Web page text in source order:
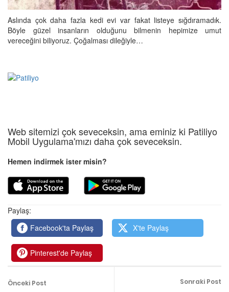
Aslında çok daha fazla kedi evi var fakat listeye sığdıramadık.
Böyle güzel insanların olduğunu bilmenin hepimize umut
vereceğini biliyoruz. Çoğalması dileğiyle…
Web sitemizi çok seveceksin, ama eminiz ki Patiliyo
Mobil Uygulama'mızı daha çok seveceksin.
Hemen indirmek ister misin?
Paylaş:
Facebook'ta Paylaş
X'te Paylaş
Pinterest'de Paylaş
Önceki Post Sonraki Post